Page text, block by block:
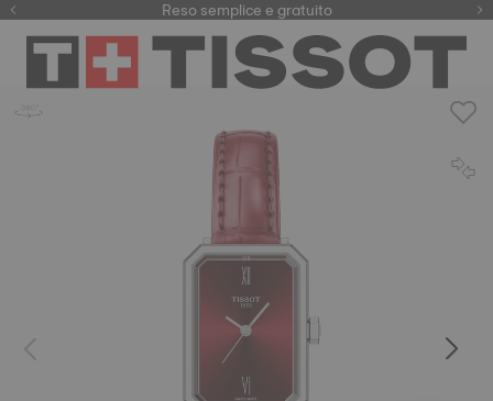
Reso semplice e gratuito